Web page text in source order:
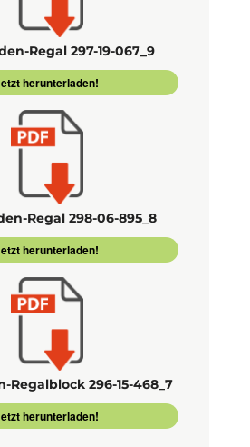
Regal 297-19-067_9
herunterladen!
Regal 298-06-895_8
herunterladen!
Regalblock 296-15-468_7
herunterladen!